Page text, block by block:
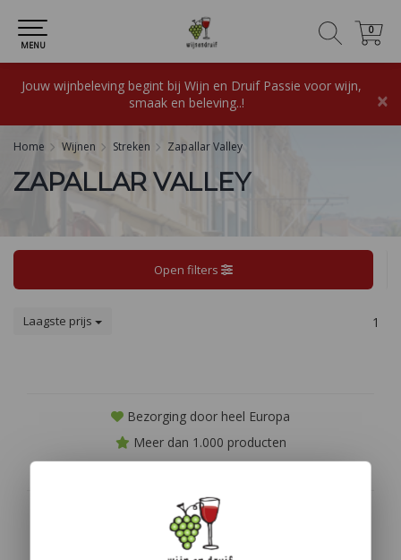
0
0
MENU
Jouw wijnbeleving begint bij Wijn en Druif Passie voor wijn,
smaak en beleving..!
×
Home Wijnen Streken Zapallar Valley
ZAPALLAR VALLEY
Open filters
Laagste prijs 1
Bezorging door heel Europa
Meer dan 1.000 producten
Geen producten gevonden!...